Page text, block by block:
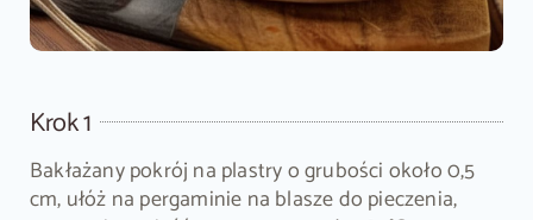
Krok 1
Bakłażany pokrój na plastry o grubości około 0,5
cm, ułóż na pergaminie na blasze do pieczenia,